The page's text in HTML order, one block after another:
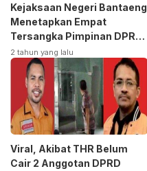
Kejaksaan Negeri Bantaeng
Menetapkan Empat
Tersangka Pimpinan DPRD
Kasus Korupsi
2 tahun yang lalu
Viral, Akibat THR Belum
Cair 2 Anggotan DPRD